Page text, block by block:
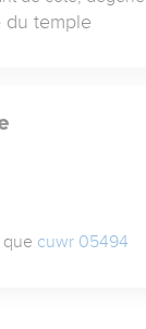
du temple
que cuwr 05494